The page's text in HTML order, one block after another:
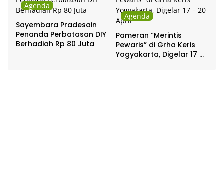
Agenda
Sayembara Pradesain
Penanda Perbatasan DIY
Berhadiah Rp 80 Juta
Agenda
Pameran “Merintis
Pewaris” di Grha Keris
Yogyakarta, Digelar 17 –